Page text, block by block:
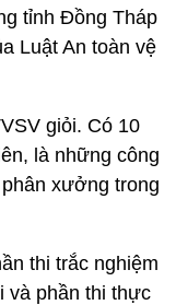
tỉnh Đồng Tháp
Luật An toàn vệ
giỏi. Có 10
là những công
xưởng trong
thi trắc nghiệm
và phần thi thực